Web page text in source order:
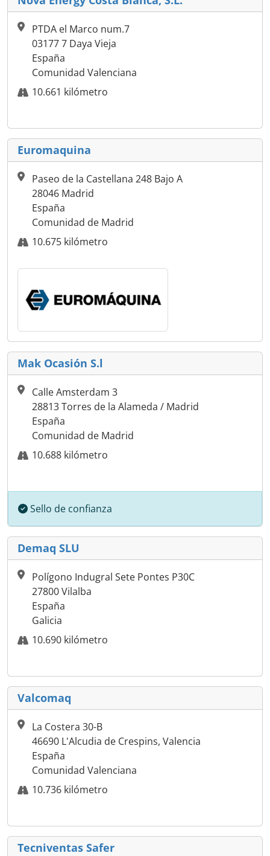
PTDA el Marco num.7
03177 7 Daya Vieja
España
Comunidad Valenciana
10.661 kilómetro
Euromaquina
Paseo de la Castellana 248 Bajo A
28046 Madrid
España
Comunidad de Madrid
10.675 kilómetro
Mak Ocasión S.l
Calle Amsterdam 3
28813 Torres de la Alameda / Madrid
España
Comunidad de Madrid
10.688 kilómetro
Sello de confianza
Demaq SLU
Polígono Indugral Sete Pontes P30C
27800 Vilalba
España
Galicia
10.690 kilómetro
Valcomaq
La Costera 30-B
46690 L'Alcudia de Crespins, Valencia
España
Comunidad Valenciana
10.736 kilómetro
Tecniventas Safer